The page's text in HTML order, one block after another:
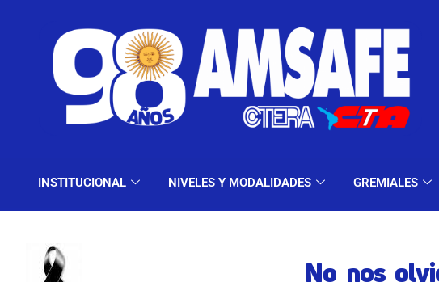
INSTITUCIONAL NIVELES Y MODALIDADES GREMIALES
INSTITUCIONAL NIVELES Y
No nos